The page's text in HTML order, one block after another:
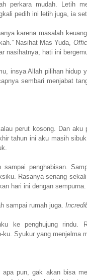
perkara mudah. Letih
pedih ini letih juga, ia
karena masalah
Nasihat Mas Yuda,
nasihatnya, hati ini
insya Allah pilihan
sembari menjabat
perut kosong. Dan
tahun ini aku masih
sampai penghabisan.
Rasanya senang
hari ini dengan
sampai rumah juga.
ke penghujung
ku. Syukur yang menjelma
apa pun, gak akan bisa